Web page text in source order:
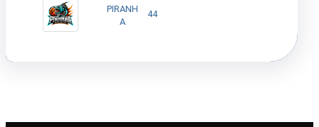
PIRANH
A
44